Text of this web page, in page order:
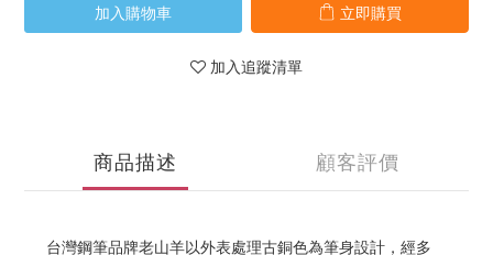
加入購物車 立即購買
加入追蹤清單
商品描述 顧客評價
台灣鋼筆品牌老山羊以外表處理古銅色為筆身設計，經多